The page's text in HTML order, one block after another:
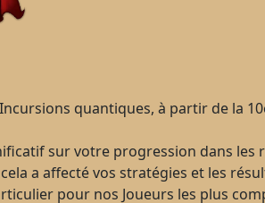
quantiques, à partir de la
sur votre progression dans les
a affecté vos stratégies et les
pour nos Joueurs les plus